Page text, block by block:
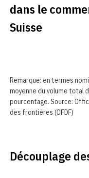
dans le
Suisse
Remarque: en termes
moyenne du volume total
pourcentage. Source:
des frontières (OFDF)
Découplage